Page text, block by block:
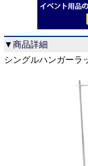
▼商品詳細
シングルハンガーラ